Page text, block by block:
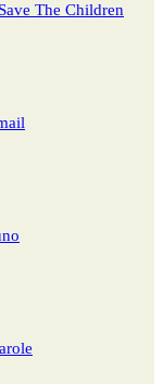
The Children